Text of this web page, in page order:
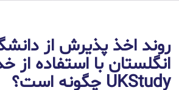
روند اخذ پذیرش از
انگلستان با استفاده از
UKStudy چگونه است؟